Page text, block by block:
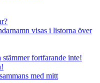
visas i listorna över
stämmer fortfarande inte!
med mitt